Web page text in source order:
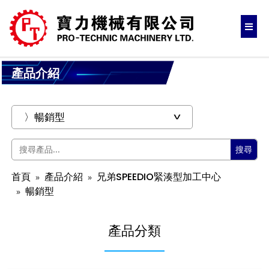
產品介紹
搜尋
首頁 產品介紹
兄弟SPEEDIO緊湊型加工中心
暢銷型
產品分類